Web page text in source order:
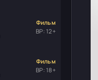
Фильм
ВР: 12+
Фильм
ВР: 18+